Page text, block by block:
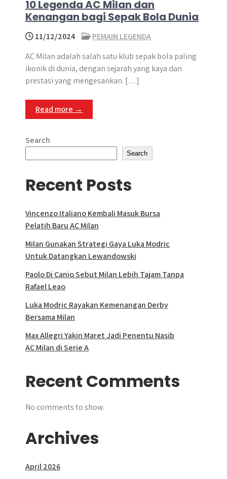
10 Legenda AC Milan dan
Kenangan bagi Sepak Bola Dunia
11/12/2024
PEMAIN LEGENDA
AC Milan adalah salah satu klub sepak bola paling
ikonik di dunia, dengan sejarah yang kaya dan
prestasi yang mengesankan. […]
Read more →
Search
Search
Recent Posts
Vincenzo Italiano Kembali Masuk Bursa
Pelatih Baru AC Milan
Milan Gunakan Strategi Gaya Luka Modric
Untuk Datangkan Lewandowski
Paolo Di Canio Sebut Milan Lebih Tajam Tanpa
Rafael Leao
Luka Modric Rayakan Kemenangan Derby
Bersama Milan
Max Allegri Yakin Maret Jadi Penentu Nasib
AC Milan di Serie A
Recent Comments
No comments to show.
Archives
April 2026